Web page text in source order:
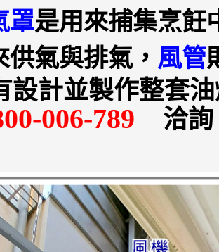
罩是用來捕集烹飪
供氣與排氣， 風管
設計並製作整套
006-789 洽